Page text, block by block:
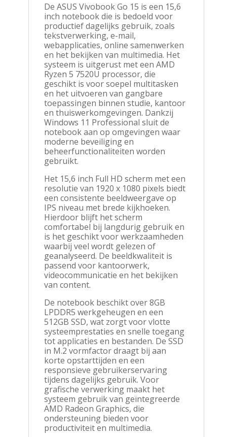
aantal
De ASUS Vivobook Go 15 is een 15,6
inch notebook die is bedoeld voor
productief dagelijks gebruik, zoals
tekstverwerking, e-mail,
webapplicaties, online samenwerken
en het bekijken van multimedia. Het
systeem is uitgerust met een AMD
Ryzen 5 7520U processor, die
geschikt is voor soepel multitasken
en het uitvoeren van gangbare
toepassingen binnen studie, kantoor
en thuiswerkomgevingen. Dankzij
Windows 11 Professional sluit de
notebook aan op omgevingen waar
moderne beveiliging en
beheerfunctionaliteiten worden
gebruikt.
Het 15,6 inch Full HD scherm met een
resolutie van 1920 x 1080 pixels biedt
een consistente beeldweergave op
IPS niveau met brede kijkhoeken.
Hierdoor blijft het scherm
comfortabel bij langdurig gebruik en
is het geschikt voor werkzaamheden
waarbij veel wordt gelezen of
geanalyseerd. De beeldkwaliteit is
passend voor kantoorwerk,
videocommunicatie en het bekijken
van content.
De notebook beschikt over 8GB
LPDDR5 werkgeheugen en een
512GB SSD, wat zorgt voor vlotte
systeemprestaties en snelle toegang
tot applicaties en bestanden. De SSD
in M.2 vormfactor draagt bij aan
korte opstarttijden en een
responsieve gebruikerservaring
tijdens dagelijks gebruik. Voor
grafische verwerking maakt het
systeem gebruik van geïntegreerde
AMD Radeon Graphics, die
ondersteuning bieden voor
productiviteit en multimedia.